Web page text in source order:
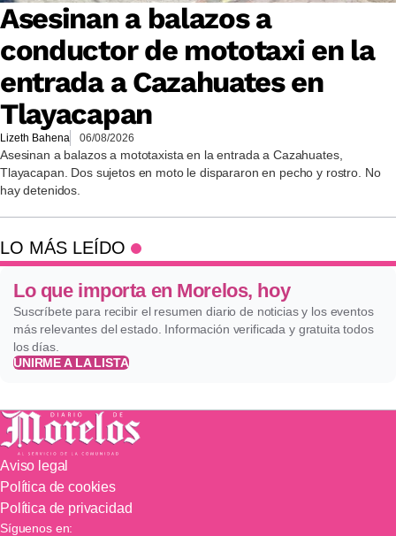
Asesinan a balazos a
conductor de mototaxi en la
entrada a Cazahuates en
Tlayacapan
Lizeth Bahena 06/08/2026
Asesinan a balazos a mototaxista en la entrada a Cazahuates,
Tlayacapan. Dos sujetos en moto le dispararon en pecho y rostro. No
hay detenidos.
LO MÁS LEÍDO
Lo que importa en Morelos, hoy
Suscríbete para recibir el resumen diario de noticias y los eventos
más relevantes del estado. Información verificada y gratuita todos
los días.
UNIRME A LA LISTA
Aviso legal
Política de cookies
Política de privacidad
Síguenos en: